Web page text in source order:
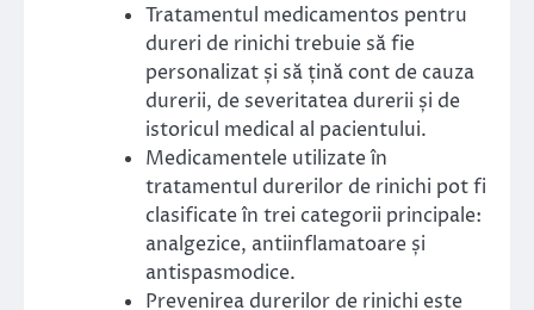
Tratamentul medicamentos pentru
dureri de rinichi trebuie să fie
personalizat și să țină cont de cauza
durerii, de severitatea durerii și de
istoricul medical al pacientului.
Medicamentele utilizate în
tratamentul durerilor de rinichi pot fi
clasificate în trei categorii principale:
analgezice, antiinflamatoare și
antispasmodice.
Prevenirea durerilor de rinichi este